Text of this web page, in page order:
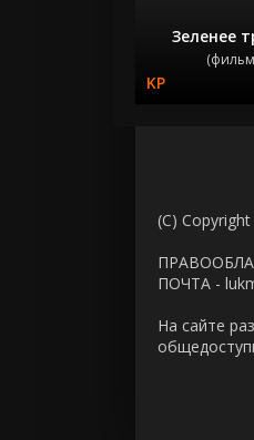
Зеленее
(C)
ПОЧТА -
На сайте